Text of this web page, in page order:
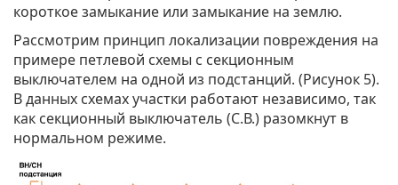
короткое замыкание или замыкание на землю.
Рассмотрим принцип локализации повреждения на
примере петлевой схемы с секционным
выключателем на одной из подстанций. (Рисунок 5).
В данных схемах участки работают независимо, так
как секционный выключатель (С.В.) разомкнут в
нормальном режиме.